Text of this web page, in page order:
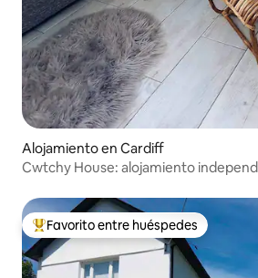
Alojamiento en Cardiff
Cwtchy House: alojamiento
Favorito entre huéspedes preferido
Favorito entre huéspedes